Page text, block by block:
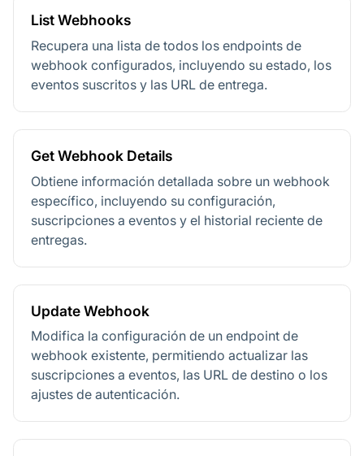
List Webhooks
Recupera una lista de todos los endpoints de
webhook configurados, incluyendo su estado, los
eventos suscritos y las URL de entrega.
Get Webhook Details
Obtiene información detallada sobre un webhook
específico, incluyendo su configuración,
suscripciones a eventos y el historial reciente de
entregas.
Update Webhook
Modifica la configuración de un endpoint de
webhook existente, permitiendo actualizar las
suscripciones a eventos, las URL de destino o los
ajustes de autenticación.